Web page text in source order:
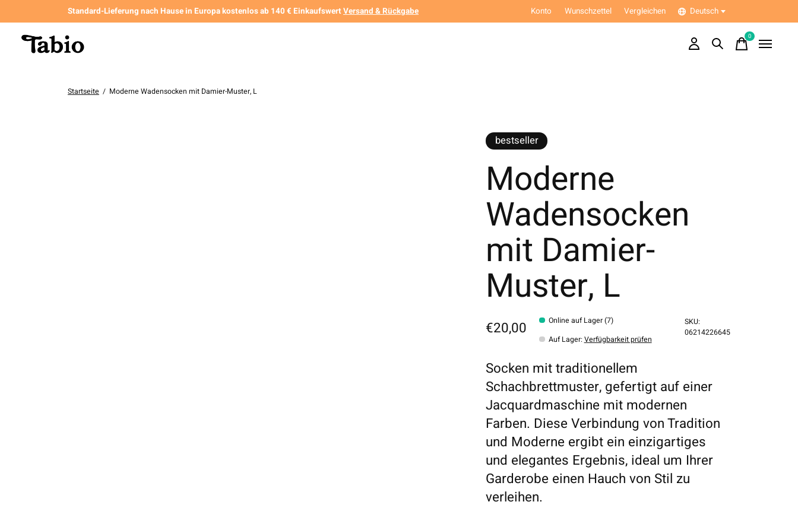
Standard-Lieferung nach Hause in Europa kostenlos ab 140 € EinkaufswertVersand & Rückgabe Konto Wunschzettel Vergleichen Deutsch
0items
Startseite / Moderne Wadensocken mit Damier-Muster, L
bestseller
Moderne
Wadensocken
mit Damier-
Muster, L
€20,00
Online auf Lager (7)
Auf Lager: Verfügbarkeit prüfen
SKU:
06214226645
Socken mit traditionellem
Schachbrettmuster, gefertigt auf einer
Jacquardmaschine mit modernen
Farben. Diese Verbindung von Tradition
und Moderne ergibt ein einzigartiges
und elegantes Ergebnis, ideal um Ihrer
Garderobe einen Hauch von Stil zu
verleihen.